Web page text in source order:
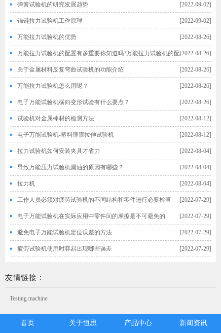
[2022-09-02]
弹簧试验机的研究发展趋势
[2022-09-02]
锚链拉力试验机工作原理
[2022-08-26]
万能拉力试验机的优势
[2022-08-26]
万能拉力试验机的配置有多重要你知道吗?万能拉力试验机的配
置 [2022-08-26]
关于金属材料反复弯曲试验机的功能介绍
[2022-08-26]
万能拉力试验机怎么用呢？
[2022-08-26]
电子万能试验机横向变形试验有什么要点？
[2022-08-12]
试验机对金属棒材的检测方法
[2022-08-12]
电子万能试验机-塑料薄膜拉伸试验机
[2022-08-04]
拉力试验机如何安装夹具才省力
[2022-08-04]
导致万能压力试验机漏油的原因有哪些？
[2022-08-04]
拉力机
[2022-07-29]
工作人员必须对疲劳试验机的不同结构和零件进行必要检查
[2022-07-29]
电子万能试验机在实际应用中零件间的摩擦是不可避免的
[2022-07-29]
避免电子万能试验机定位误差的方法
[2022-07-29]
疲劳试验机使用时容易出现哪些误差
友情链接：
Testing machine
首页 关于恒思 产品中心 新闻资讯